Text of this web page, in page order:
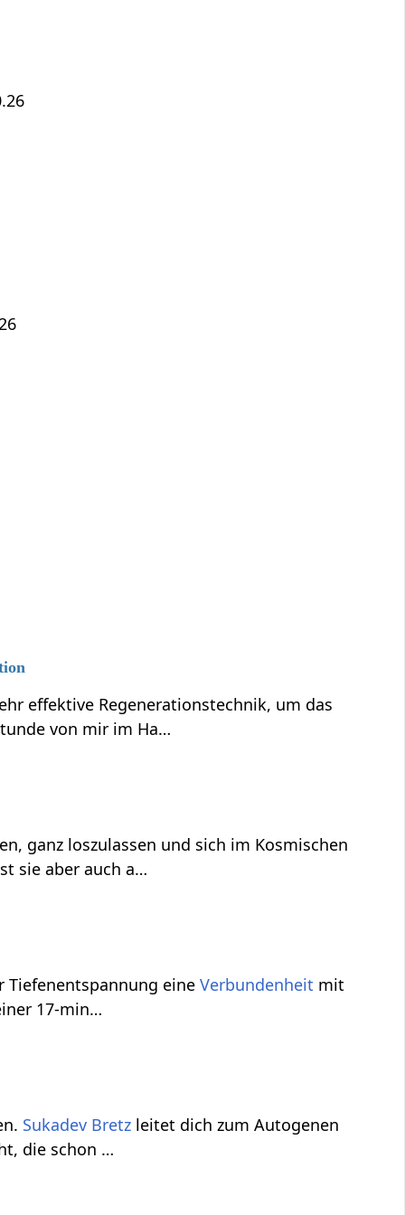
effektive Regenerationstechnik, um das
von mir im Ha…
ganz loszulassen und sich im Kosmischen
sie aber auch a…
Tiefenentspannung eineVerbundenheit mit
17-min…
Sukadev Bretz leitet dich zum Autogenen
die schon …